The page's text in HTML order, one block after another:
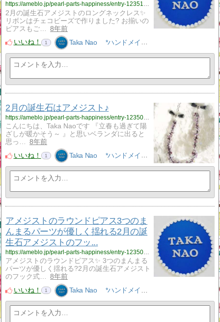
https://ameblo.jp/pearl-parts-happiness/entry-12351062476.html
2月の誕生石アメジストのロングネックレス✨
リボンはチェコビーズで作りました? お揃いの
ピアスもご…
8年前
いいね！
1 Taka Nao *ハンドメイドアクセサリーNao*
2月の誕生石はアメジスト♪
こんにちは、Taka Naoです 『立春も過ぎて陽
ざしが暖かそう～ 』と思いベランダに出ると
思っ…
8年前
いいね！
1 Taka Nao *ハンドメイドアクセサリーNao*
アメジストのラウンドピアス3つのま
んまるパーツが優しく揺れる2月の誕
生石アメジストのフッ...
アメジストのラウンドピアス✨ 3つのまんまる
パーツが優しく揺れる?2月の誕生石アメジスト
のフック式…
8年前
いいね！
1 Taka Nao *ハンドメイドアクセサリーNao*